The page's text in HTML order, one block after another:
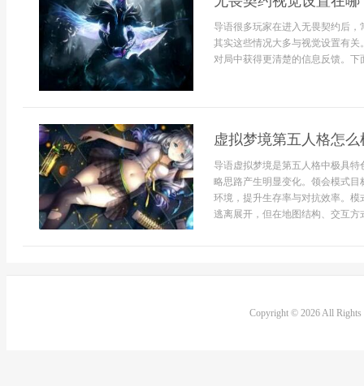
导语很多玩家在进入无畏契约后
其实这些情况大多与视觉设置有
对局中获得更清楚的信息反馈。
虚拟梦境第五人格怎么
导语虚拟梦境是第五人格中极具
略思路产生明显变化。领会模式
环境，提升生存率与对抗效率。
逃离展开，但在地图结构、交互方
Copyright © 2026 All